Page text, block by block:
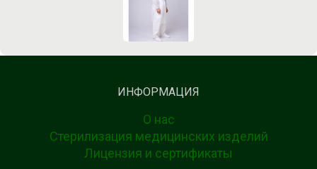
ИНФОРМАЦИЯ
О нас
Стерилизация медицинских изделий
Лицензия и сертификаты